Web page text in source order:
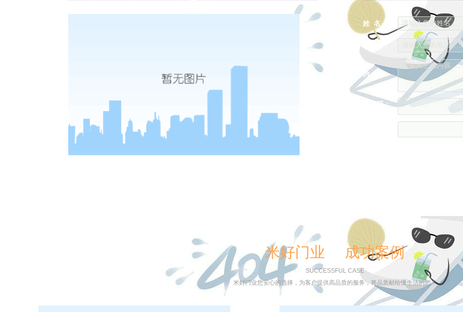
姓 名： 请输入您的姓名......
请输入您的电话......
内 容：
请输入您的内容......
验证码：
米好门业 成功案例
SUCCESSFUL CASE
米好门业您安心的选择，为客户提供高品质的服务，将品质献给懂生活的您！